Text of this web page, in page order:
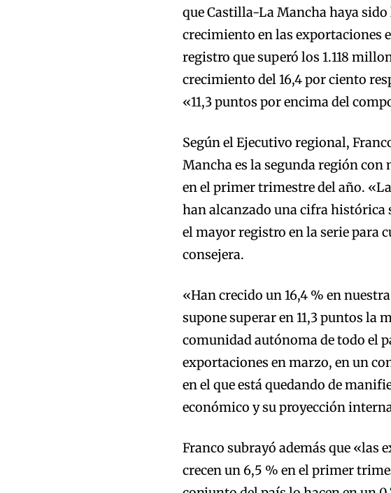
que Castilla-La Mancha haya
crecimiento en las exportaciones
registro que superó los 1.118
crecimiento del 16,4 por ciento
«11,3 puntos por encima del
Según el Ejecutivo regional,
Mancha es la segunda región
en el primer trimestre del año.
han alcanzado una cifra histórica
el mayor registro en la serie para
consejera.
«Han crecido un 16,4 % en
supone superar en 11,3 puntos la
comunidad autónoma de todo el
exportaciones en marzo, en un
en el que está quedando de
económico y su proyección
Franco subrayó además que «las
crecen un 6,5 % en el primer